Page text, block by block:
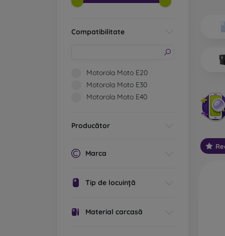
Compatibilitate
Motorola Moto E20
Motorola Moto E30
Motorola Moto E40
Producător
Marca
Tip de locuință
Material carcasă
Ce